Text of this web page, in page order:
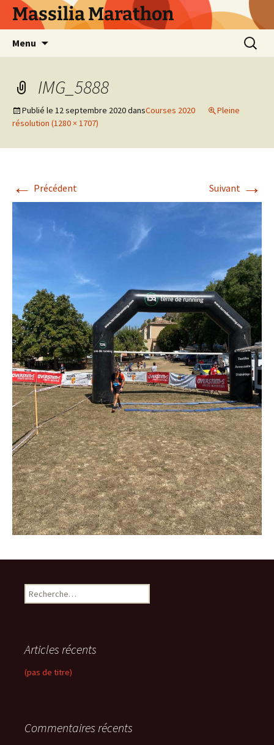
AllerMassilia Marathon
Menu
IMG_5888
Publié le 12 septembre 2020dansCourses 2020
Pleine
résolution (1280 × 1707)
← Précédent Suivant →
R
e
r
c
h
:
Articles récents
(pas de titre)
Commentaires récents